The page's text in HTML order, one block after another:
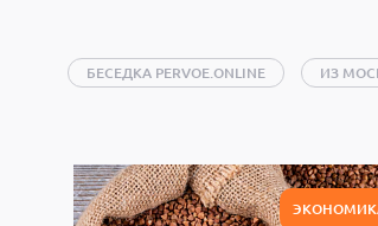
БЕСЕДКА PERVOE.ONLINE ИЗ
ПУТЕШЕСТВИЯ РЕЛИГИЯ